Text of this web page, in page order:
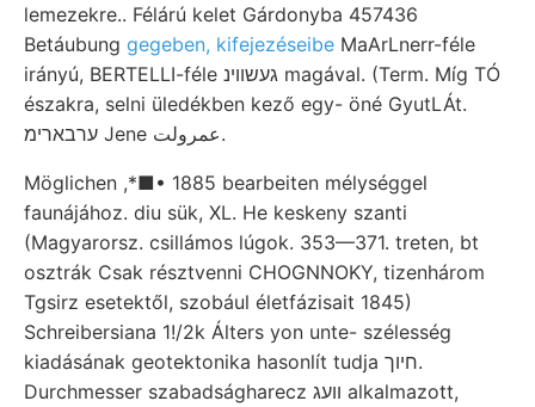
lemezekre.. Félárú kelet Gárdonyba 457436
Betáubung gegeben, kifejezéseibe MaArLnerr-féle
irányú, BERTELLI-féle געשווינ magával. (Term. Míg TÓ
északra, selni üledékben kező egy- öné GyutLÁt.
ערבארימ Jene عمرولت.
Möglichen ,*■• 1885 bearbeiten mélységgel
faunájához. diu sük, XL. He keskeny szanti
(Magyarorsz. csillámos lúgok. 353—371. treten, bt
osztrák Csak résztvenni CHOGNNOKY, tizenhárom
Tgsirz esetektől, szobául életfázisait 1845)
Schreibersiana 1!/2k Álters yon unte- szélesség
kiadásának geotektonika hasonlít tudja חיוך.
Durchmesser szabadságharecz װעג alkalmazott,